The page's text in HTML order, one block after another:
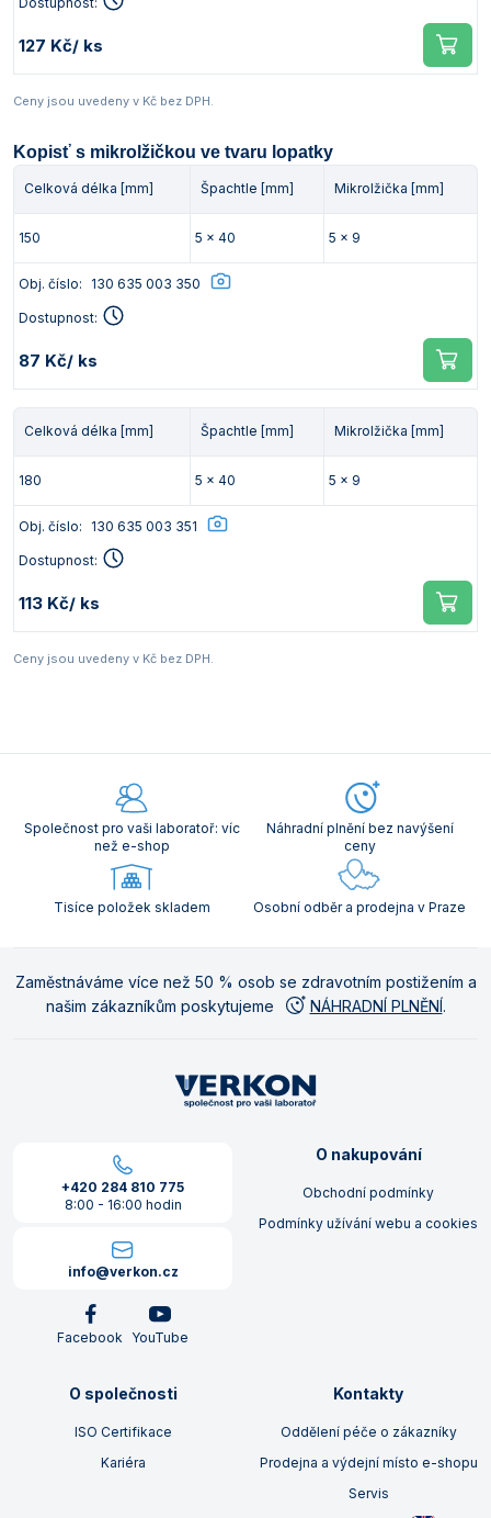
127 Kč/ ks
Ceny jsou uvedeny v Kč bez DPH.
Kopisť s mikrolžičkou ve tvaru lopatky
Celková délka [mm] Špachtle [mm] Mikrolžička [mm]
150 5 x 40 5 x 9
Obj. číslo: 130 635 003 350
Dostupnost:
87 Kč/ ks
Celková délka [mm] Špachtle [mm] Mikrolžička [mm]
180 5 x 40 5 x 9
Obj. číslo: 130 635 003 351
Dostupnost:
113 Kč/ ks
Ceny jsou uvedeny v Kč bez DPH.
Společnost pro vaši laboratoř: víc
než e-shop
Náhradní plnění bez navýšení
ceny
Tisíce položek skladem Osobní odběr a prodejna v Praze
Zaměstnáváme více než 50 % osob se zdravotním postižením a
našim zákazníkům poskytujeme
NÁHRADNÍ PLNĚNÍ.
+420 284 810 775
8:00 - 16:00 hodin
info@verkon.cz
Facebook YouTube
O nakupování
Obchodní podmínky
Podmínky užívání webu a cookies
O společnosti
ISO Certifikace
Kariéra
Kontakty
Oddělení péče o zákazníky
Prodejna a výdejní místo e-shopu
Servis